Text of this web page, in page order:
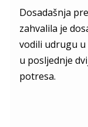
Dosadašnja
zahvalila je
vodili udrugu
u posljednje
potresa.